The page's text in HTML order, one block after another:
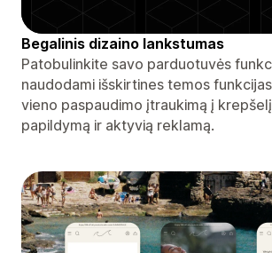
Begalinis dizaino lankstumas
Patobulinkite savo parduotuvės
naudodami išskirtines temos
vieno paspaudimo įtraukimą į
papildymą ir aktyvią reklamą.